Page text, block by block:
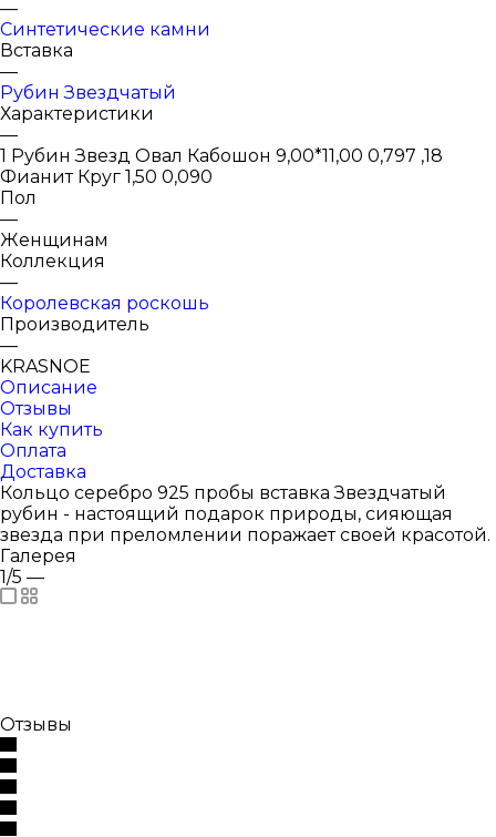
—
Синтетические камни
Вставка
—
Рубин Звездчатый
Характеристики
—
1 Рубин Звезд Овал Кабошон 9,00*11,00 0,797 ,18
Фианит Круг 1,50 0,090
Пол
—
Женщинам
Коллекция
—
Королевская роскошь
Производитель
—
KRASNOE
Описание
Отзывы
Как купить
Оплата
Доставка
Кольцо серебро 925 пробы вставка Звездчатый
рубин - настоящий подарок природы, сияющая
звезда при преломлении поражает своей красотой.
Галерея
1/5 —
Отзывы